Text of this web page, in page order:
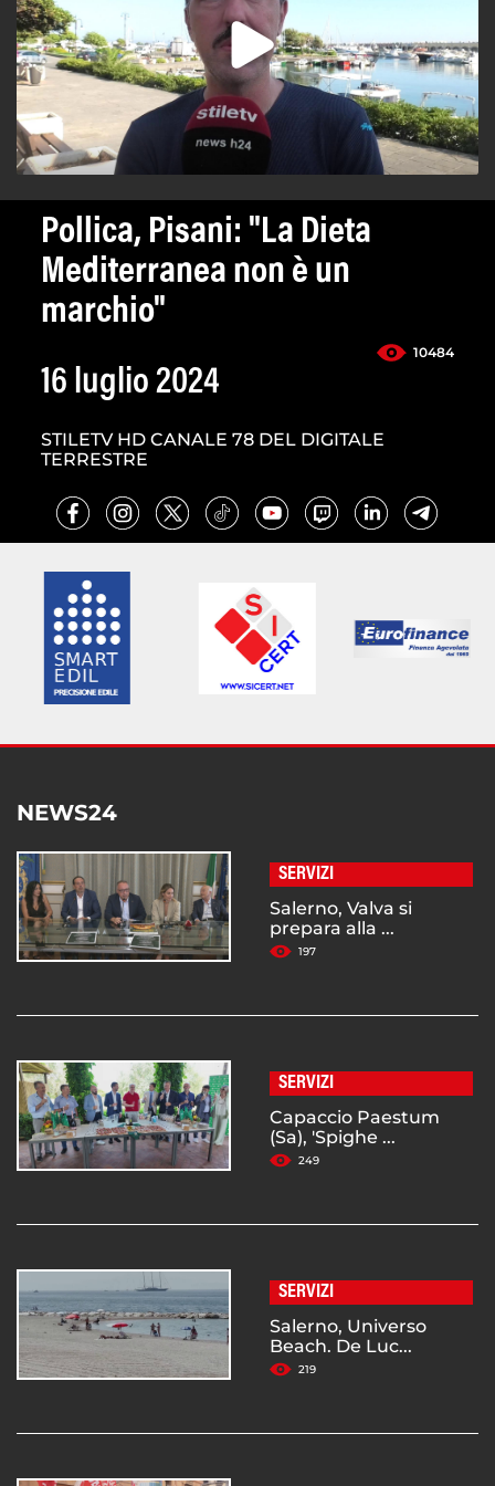
Pollica, Pisani: "La Dieta
Mediterranea non è un
marchio"
10484
16 luglio 2024
STILETV HD CANALE 78 DEL DIGITALE
TERRESTRE
NEWS24
SERVIZI
Salerno, Valva si
prepara alla ...
197
SERVIZI
Capaccio Paestum
(Sa), 'Spighe ...
249
SERVIZI
Salerno, Universo
Beach. De Luc...
219